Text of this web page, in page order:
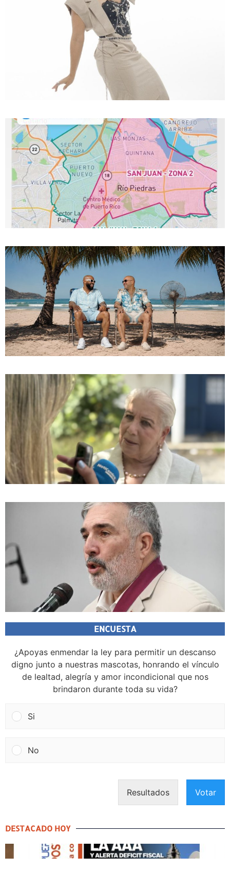
ENCUESTA
¿Apoyas enmendar la ley para permitir un descanso
digno junto a nuestras mascotas, honrando el vínculo
de lealtad, alegría y amor incondicional que nos
brindaron durante toda su vida?
Si
No
Resultados Votar
DESTACADO HOY